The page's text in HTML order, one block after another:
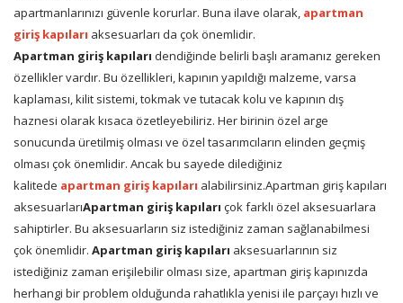
apartmanlarınızı güvenle korurlar. Buna ilave olarak, apartman
giriş kapıları aksesuarları da çok önemlidir.
Apartman giriş kapıları dendiğinde belirli başlı aramanız gereken
özellikler vardır. Bu özellikleri, kapının yapıldığı malzeme, varsa
kaplaması, kilit sistemi, tokmak ve tutacak kolu ve kapının dış
haznesi olarak kısaca özetleyebiliriz. Her birinin özel arge
sonucunda üretilmiş olması ve özel tasarımcıların elinden geçmiş
olması çok önemlidir. Ancak bu sayede dilediğiniz
kalitede apartman giriş kapıları alabilirsiniz.Apartman giriş kapıları
aksesuarlarıApartman giriş kapıları çok farklı özel aksesuarlara
sahiptirler. Bu aksesuarların siz istediğiniz zaman sağlanabilmesi
çok önemlidir. Apartman giriş kapıları aksesuarlarının siz
istediğiniz zaman erişilebilir olması size, apartman giriş kapınızda
herhangi bir problem olduğunda rahatlıkla yenisi ile parçayı hızlı ve